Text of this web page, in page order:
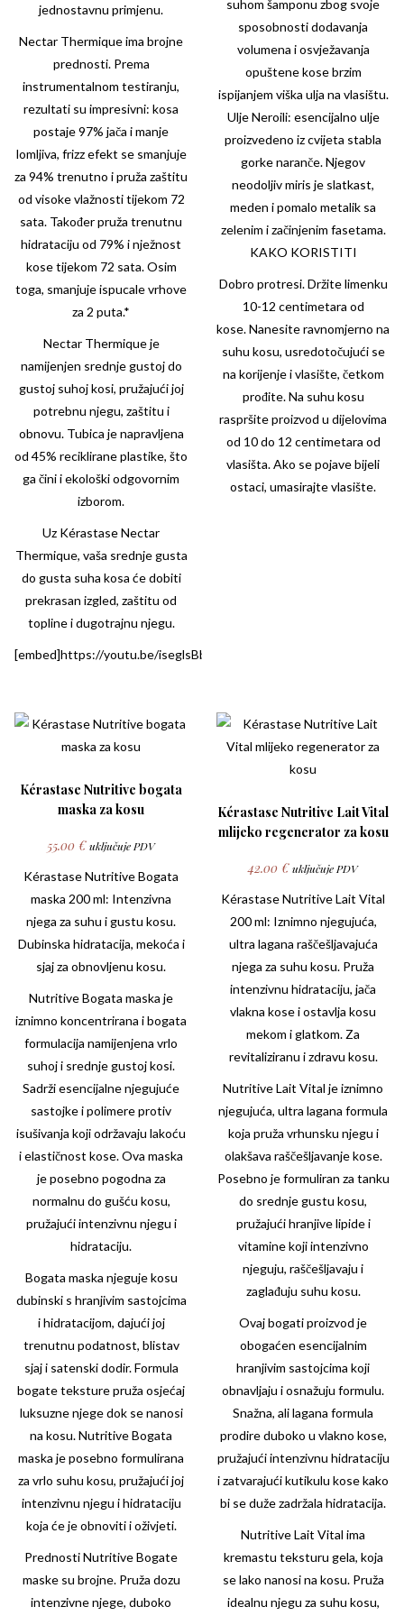
jednostavnu primjenu.
Nectar Thermique ima brojne
prednosti. Prema
instrumentalnom testiranju,
rezultati su impresivni: kosa
postaje 97% jača i manje
lomljiva, frizz efekt se smanjuje
za 94% trenutno i pruža zaštitu
od visoke vlažnosti tijekom 72
sata. Također pruža trenutnu
hidrataciju od 79% i nježnost
kose tijekom 72 sata. Osim
toga, smanjuje ispucale vrhove
za 2 puta.*
Nectar Thermique je
namijenjen srednje gustoj do
gustoj suhoj kosi, pružajući joj
potrebnu njegu, zaštitu i
obnovu. Tubica je napravljena
od 45% reciklirane plastike, što
ga čini i ekološki odgovornim
izborom.
Uz KérastaseNectar
Thermique, vaša srednje gusta
do gusta suha kosa će dobiti
prekrasan izgled, zaštitu od
topline i dugotrajnu njegu.
[embed]https://youtu.be/iseglsBbBRQ[/embed]
suhom šamponu zbog svoje
sposobnosti dodavanja
volumena i osvježavanja
opuštene kose brzim
ispijanjem viška ulja na vlasištu.
Ulje Neroili: esencijalno ulje
proizvedeno iz cvijeta stabla
gorke naranče. Njegov
neodoljiv miris je slatkast,
meden i pomalo metalik sa
zelenim i začinjenim fasetama.
KAKO KORISTITI
Dobro protresi. Držite limenku
10-12 centimetara od
kose. Nanesite ravnomjerno na
suhu kosu, usredotočujući se
na korijenje i vlasište, četkom
prođite. Na suhu kosu
raspršite proizvod u dijelovima
od 10 do 12 centimetara od
vlasišta. Ako se pojave bijeli
ostaci, umasirajte vlasište.
Kérastase Nutritive bogata
maska za kosu
55.00 € uključuje PDV
Kérastase NutritiveBogata
maska 200 ml: Intenzivna
njega za suhu i gustu kosu.
Dubinska hidratacija, mekoća i
sjaj za obnovljenu kosu.
Nutritive Bogata maska je
iznimno koncentrirana i bogata
formulacija namijenjena vrlo
suhoj i srednje gustoj kosi.
Sadrži esencijalne njegujuće
sastojke i polimere protiv
isušivanja koji održavaju lakoću
i elastičnost kose. Ova maska
je posebno pogodna za
normalnu do gušću kosu,
pružajući intenzivnu njegu i
hidrataciju.
Bogata maska njeguje kosu
dubinski s hranjivim sastojcima
i hidratacijom, dajući joj
trenutnu podatnost, blistav
sjaj i satenski dodir. Formula
bogate teksture pruža osjećaj
luksuzne njege dok se nanosi
na kosu. Nutritive Bogata
maska je posebno formulirana
za vrlo suhu kosu, pružajući joj
intenzivnu njegu i hidrataciju
koja će je obnoviti i oživjeti.
PrednostiNutritiveBogate
maske su brojne. Pruža dozu
intenzivne njege, duboko
Kérastase Nutritive Lait Vital
mlijeko regenerator za kosu
42.00 € uključuje PDV
Kérastase Nutritive Lait Vital
200 ml: Iznimno njegujuća,
ultra lagana raščešljavajuća
njega za suhu kosu. Pruža
intenzivnu hidrataciju, jača
vlakna kose i ostavlja kosu
mekom i glatkom. Za
revitaliziranu i zdravu kosu.
Nutritive Lait Vital je iznimno
njegujuća, ultra lagana formula
koja pruža vrhunsku njegu i
olakšava raščešljavanje kose.
Posebno je formuliran za tanku
do srednje gustu kosu,
pružajući hranjive lipide i
vitamine koji intenzivno
njeguju, raščešljavaju i
zaglađuju suhu kosu.
Ovaj bogati proizvod je
obogaćen esencijalnim
hranjivim sastojcima koji
obnavljaju i osnažuju formulu.
Snažna, ali lagana formula
prodire duboko u vlakno kose,
pružajući intenzivnu hidrataciju
i zatvarajući kutikulu kose kako
bi se duže zadržala hidratacija.
Nutritive Lait Vital ima
kremastu teksturu gela, koja
se lako nanosi na kosu. Pruža
idealnu njegu za suhu kosu,